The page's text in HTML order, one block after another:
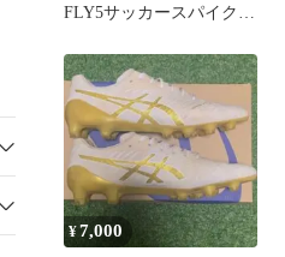
FLY5サッカースパイク
¥7,000